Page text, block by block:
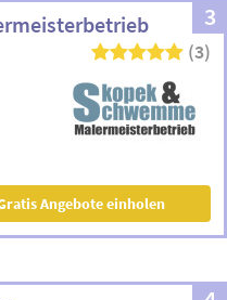
3
(3)
Angebote einholen